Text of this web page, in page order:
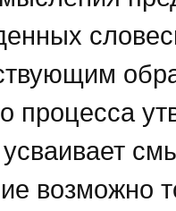
процесса
возможно